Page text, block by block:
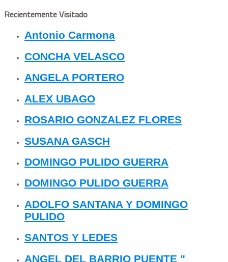
Recientemente Visitado
Antonio Carmona
CONCHA VELASCO
ANGELA PORTERO
ALEX UBAGO
ROSARIO GONZALEZ FLORES
SUSANA GASCH
DOMINGO PULIDO GUERRA
DOMINGO PULIDO GUERRA
ADOLFO SANTANA Y DOMINGO
PULIDO
SANTOS Y LEDES
ANGEL DEL BARRIO PUENTE "